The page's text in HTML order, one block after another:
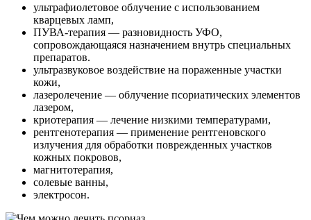
ультрафиолетовое облучение с использованием
кварцевых ламп,
ПУВА-терапия — разновидность УФО,
сопровождающаяся назначением внутрь специальных
препаратов.
ультразвуковое воздействие на пораженные участки
кожи,
лазеролечение — облучение псориатических элементов
лазером,
криотерапия — лечение низкими температурами,
рентгенотерапия — применение рентгеновского
излучения для обработки поврежденных участков
кожных покровов,
магнитотерапия,
солевые ванны,
электросон.